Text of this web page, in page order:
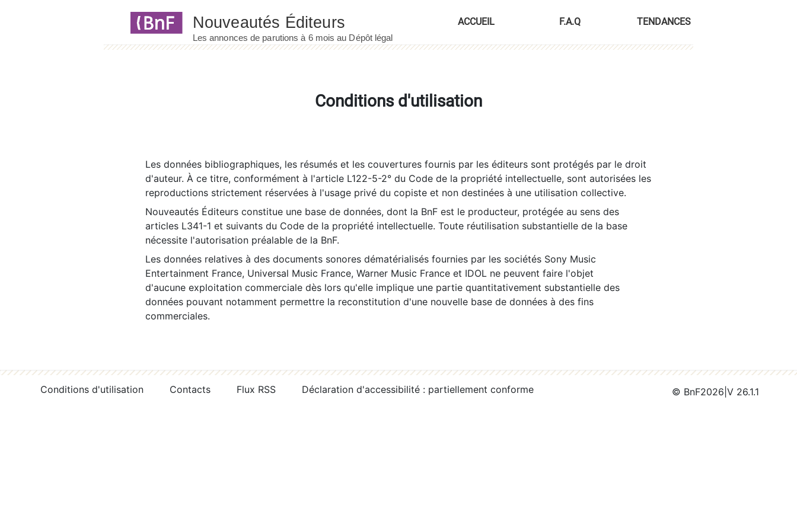
ACCUEIL F.A.Q TENDANCES
Conditions d'utilisation
Les données bibliographiques, les résumés et les couvertures fournis par les éditeurs sont protégés par le droit
d'auteur. À ce titre, conformément à l'article L122-5-2° du Code de la propriété intellectuelle, sont autorisées les
reproductions strictement réservées à l'usage privé du copiste et non destinées à une utilisation collective.
Nouveautés Éditeurs constitue une base de données, dont la BnF est le producteur, protégée au sens des
articles L341-1 et suivants du Code de la propriété intellectuelle. Toute réutilisation substantielle de la base
nécessite l'autorisation préalable de la BnF.
Les données relatives à des documents sonores dématérialisés fournies par les sociétés Sony Music
Entertainment France, Universal Music France, Warner Music France et IDOL ne peuvent faire l'objet
d'aucune exploitation commerciale dès lors qu'elle implique une partie quantitativement substantielle des
données pouvant notamment permettre la reconstitution d'une nouvelle base de données à des fins
commerciales.
Conditions d'utilisation Contacts Flux RSS Déclaration d'accessibilité : partiellement conforme © BnF2026 V 26.1.1